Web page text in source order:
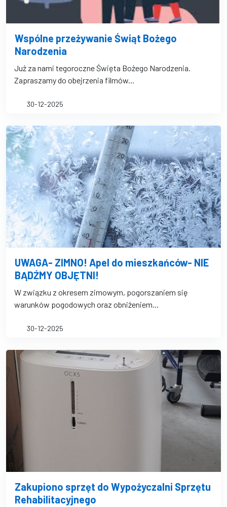
Wspólne przeżywanie Świąt Bożego
Narodzenia
Już za nami tegoroczne Święta Bożego Narodzenia.
Zapraszamy do obejrzenia filmów...
30-12-2025
UWAGA- ZIMNO! Apel do mieszkańców- NIE
BĄDŹMY OBJĘTNI!
W związku z okresem zimowym, pogorszaniem się
warunków pogodowych oraz obniżeniem...
30-12-2025
Zakupiono sprzęt do Wypożyczalni Sprzętu
Rehabilitacyjnego